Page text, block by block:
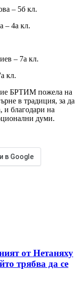
– 5б кл.
– 4а кл.
– 7а кл.
кл.
БРТИМ пожела на
в традиция, за да
и благодари на
думи.
в Google
от Нетаняху
трябва да се